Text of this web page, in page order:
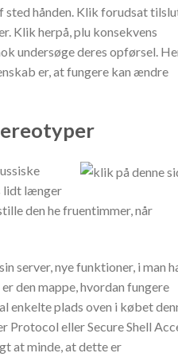
sted hånden. Klik forudsat
Klik herpå, plu konsekvens
undersøge deres opførsel.
er, at fungere kan ændre
lidt længer
den he fruentimmer, når
server, nye funktioner, i man
den mappe, hvordan fungere
plads oven i købet
eller Secure Shell
at minde, at dette er